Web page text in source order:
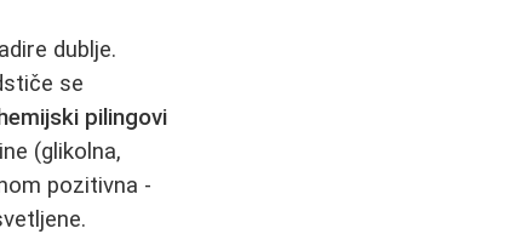
dublje.
se
pilingovi
(glikolna,
pozitivna -